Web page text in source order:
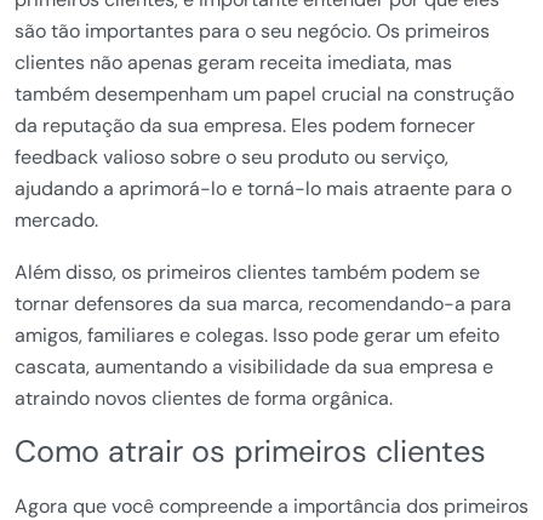
são tão importantes para o seu negócio. Os primeiros
clientes não apenas geram receita imediata, mas
também desempenham um papel crucial na construção
da reputação da sua empresa. Eles podem fornecer
feedback valioso sobre o seu produto ou serviço,
ajudando a aprimorá-lo e torná-lo mais atraente para o
mercado.
Além disso, os primeiros clientes também podem se
tornar defensores da sua marca, recomendando-a para
amigos, familiares e colegas. Isso pode gerar um efeito
cascata, aumentando a visibilidade da sua empresa e
atraindo novos clientes de forma orgânica.
Como atrair os primeiros clientes
Agora que você compreende a importância dos primeiros